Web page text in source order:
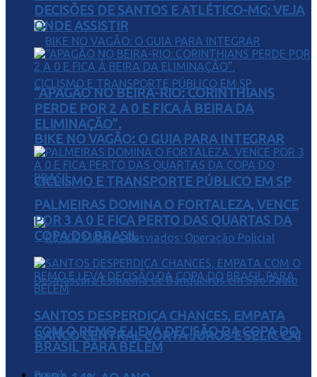
BIKE NO VAGÃO: O GUIA PARA INTEGRAR
CICLISMO E TRANSPORTE PÚBLICO EM SP
BANCO CENTRAL CORTA JUROS E SELIC CAI
DECISÕES DE SANTOS E ATLÉTICO-MG; VEJA
ONDE ASSISTIR
“APAGÃO NO BEIRA-RIO: CORINTHIANS
PERDE POR 2 A 0 E FICA À BEIRA DA
ELIMINAÇÃO”.
PALMEIRAS DOMINA O FORTALEZA, VENCE
POR 3 A 0 E FICA PERTO DAS QUARTAS DA
COPA DO BRASIL
SANTOS DESPERDIÇA CHANCES, EMPATA
COM O REMO E LEVA DECISÃO DA COPA DO
BRASIL PARA BELÉM